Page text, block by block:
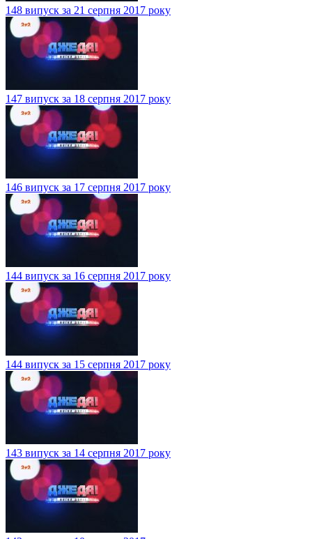
148 випуск за 21 серпня 2017 року
147 випуск за 18 серпня 2017 року
146 випуск за 17 серпня 2017 року
144 випуск за 16 серпня 2017 року
144 випуск за 15 серпня 2017 року
143 випуск за 14 серпня 2017 року